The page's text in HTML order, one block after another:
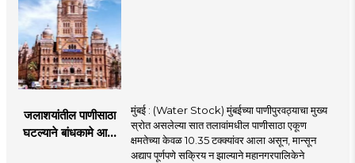
जलाशयांतील पाणीसाठा
घटल्याने बांधकामे आणि
मुंबई : (Water Stock) मुंबईच्या पाणीपुरवठ्याचा मुख्य
स्रोत असलेल्या सात तलावांमधील पाणीसाठा एकूण
क्षमतेच्या केवळ 10.35 टक्क्यांवर आला असून, मान्सून
अद्याप पूर्णपणे सक्रिय न झाल्याने महानगरपालिकेने